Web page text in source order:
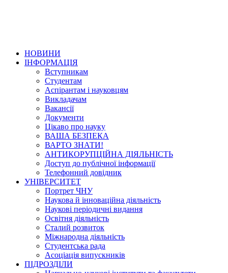
НОВИНИ
ІНФОРМАЦІЯ
Вступникам
Студентам
Аспірантам і науковцям
Викладачам
Вакансії
Документи
Цікаво про науку
ВАША БЕЗПЕКА
ВАРТО ЗНАТИ!
АНТИКОРУПЦІЙНА ДІЯЛЬНІСТЬ
Доступ до публічної інформації
Телефонний довідник
УНІВЕРСИТЕТ
Портрет ЧНУ
Наукова й інноваційна діяльність
Наукові періодичні видання
Освітня діяльність
Сталий розвиток
Міжнародна діяльність
Студентська рада
Асоціація випускників
ПІДРОЗДІЛИ